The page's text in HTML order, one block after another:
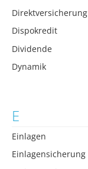
Direktversicherung
Dispokredit
Dividende
Dynamik
E
Einlagen
Einlagensicherung